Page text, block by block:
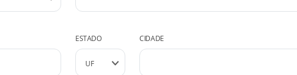
ESTADO CIDADE